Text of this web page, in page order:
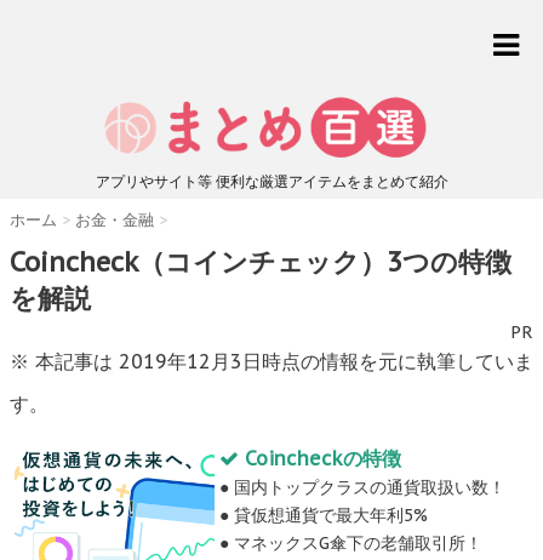
アプリやサイト等 便利な厳選アイテムをまとめて紹介
ホーム > お金・金融 >
Coincheck（コインチェック）3つの特徴
を解説
PR
※ 本記事は 2019年12月3日時点の情報を元に執筆していま
す。
Coincheckの特徴
● 国内トップクラスの通貨取扱い数！
● 貸仮想通貨で最大年利5%
● マネックスG傘下の老舗取引所！